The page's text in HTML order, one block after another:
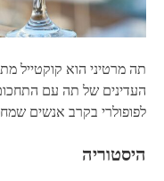
תה מרטיני הוא קוקטייל
העדינים של תה עם
לפופולרי בקרב אנשים
היסטוריה